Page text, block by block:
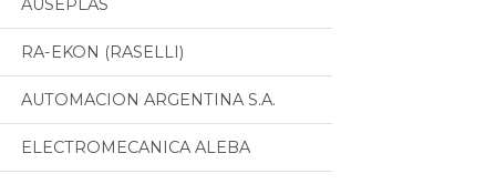
AUSEPLAS
RA-EKON (RASELLI)
AUTOMACION ARGENTINA S.A.
ELECTROMECANICA ALEBA